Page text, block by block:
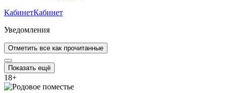
КабинетКабинет
Уведомления
Отметить все как прочитанные
Показать ещё
18+